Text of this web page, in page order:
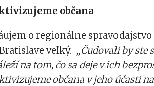
občana
o regionálne
veľký. „Čudovali by ste
na tom, čo sa deje v ich
občana v jeho účasti